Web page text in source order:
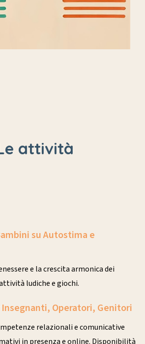
attività
su Autostima e
e la crescita armonica dei
ludiche e giochi.
Operatori, Genitori
relazionali e comunicative
in presenza e online. Disponibilità